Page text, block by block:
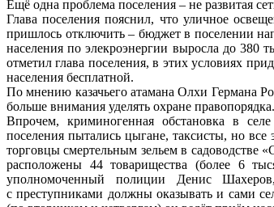
Ещё одна проблема поселения – не развитая
Глава поселения пояснил, что уличное
пришлось отключить – бюджет в поселении
населения по элекроэнергии выросла до 380
отметил глава поселения, в этих условиях
населения бесплатной.
По мнению казачьего атамана Олхи Германа
больше внимания уделять охране правопорядка.
Впрочем, криминогенная обстановка в
поселения пытались цыгане, таксисты, но
торговцы смертельным зельем в садоводстве
расположены 44 товарищества (более 6
уполномоченный полиции Денис
с преступниками должны оказывать и сами